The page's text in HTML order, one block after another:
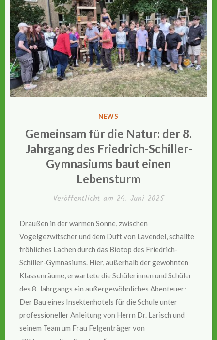
VERÖFFENTLICHT
NEWS
Gemeinsam für die Natur: der 8.
Jahrgang des Friedrich-Schiller-
Gymnasiums baut einen
Lebensturm
Veröffentlicht am 24. Juni 2025
Draußen in der warmen Sonne, zwischen
Vogelgezwitscher und dem Duft von Lavendel, schallte
fröhliches Lachen durch das Biotop des Friedrich-
Schiller-Gymnasiums. Hier, außerhalb der gewohnten
Klassenräume, erwartete die Schülerinnen und Schüler
des 8. Jahrgangs ein außergewöhnliches Abenteuer:
Der Bau eines Insektenhotels für die Schule unter
professioneller Anleitung von Herrn Dr. Larisch und
seinem Team um Frau Felgenträger von